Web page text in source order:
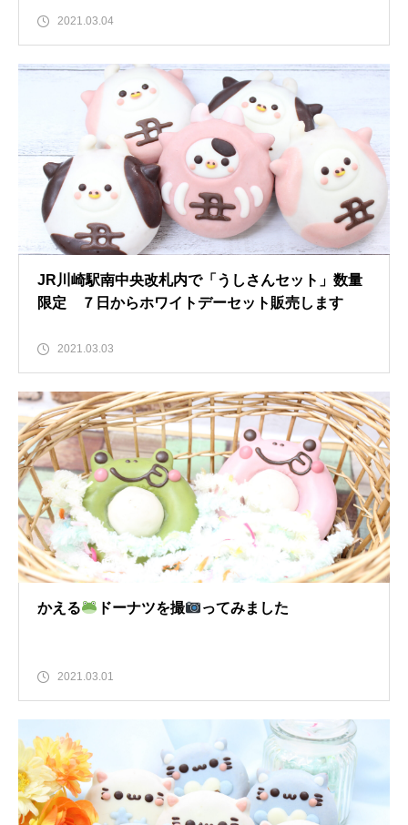
2021.03.04
JR川崎駅南中央改札内で「うしさんセット」数量
限定 ７日からホワイトデーセット販売します
2021.03.03
かえる ドーナツを撮 ってみました
2021.03.01